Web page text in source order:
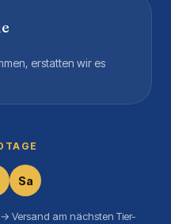
erstatten wir es
Sa
Versand am nächsten Tier-